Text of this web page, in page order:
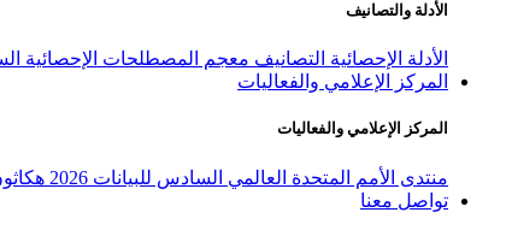
الأدلة والتصانيف
الأدلة الإحصائية التصانيف معجم المصطلحات الإحصائية
المركز الإعلامي والفعاليات
المركز الإعلامي والفعاليات
منتدى الأمم المتحدة العالمي السادس للبيانات 2026
تواصل معنا